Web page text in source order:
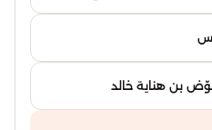
بن هناية خالد